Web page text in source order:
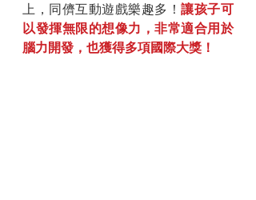
上，同儕互動遊戲樂趣多！讓孩子可
以發揮無限的想像力，非常適合用於
腦力開發，也獲得多項國際大獎！